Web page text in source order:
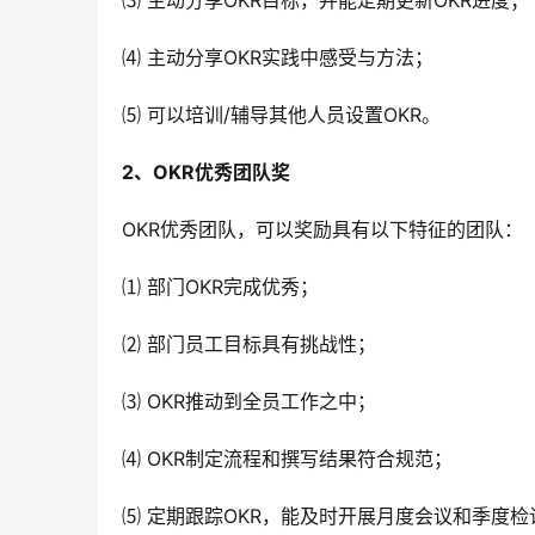
⑷ 主动分享OKR实践中感受与方法；
⑸ 可以培训/辅导其他人员设置OKR。
2、OKR优秀团队奖
OKR优秀团队，可以奖励具有以下特征的团队：
⑴ 部门OKR完成优秀；
⑵ 部门员工目标具有挑战性；
⑶ OKR推动到全员工作之中；
⑷ OKR制定流程和撰写结果符合规范；
⑸ 定期跟踪OKR，能及时开展月度会议和季度检